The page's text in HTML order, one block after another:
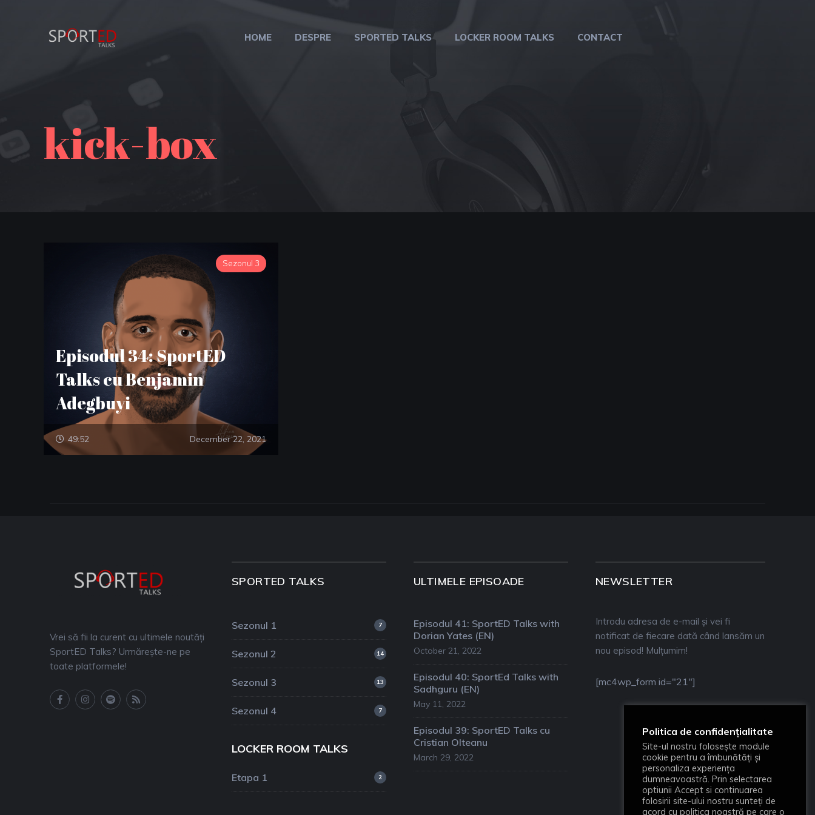
HOME DESPRE SPORTED TALKS LOCKER ROOM TALKS CONTACT
kick-box
Sezonul 3
Episodul 34: SportED
Talks cu Benjamin
Adegbuyi
49:52 December 22, 2021
Vrei să fii la curent cu ultimele noutăți
SportED Talks? Urmărește-ne pe
toate platformele!
SPORTED TALKS
Sezonul 1 7
Sezonul 2 14
Sezonul 3 13
Sezonul 4 7
LOCKER ROOM TALKS
Etapa 1 2
ULTIMELE EPISOADE
Episodul 41: SportED Talks with
Dorian Yates (EN)
October 21, 2022
Episodul 40: SportEd Talks with
Sadhguru (EN)
May 11, 2022
Episodul 39: SportED Talks cu
Cristian Olteanu
March 29, 2022
NEWSLETTER
Introdu adresa de e-mail și vei fi
notificat de fiecare dată când lansăm un
nou episod! Mulțumim!
[mc4wp_form id="21"]
Politica de confidențialitate
Site-ul nostru folosește module
cookie pentru a îmbunătăți și
personaliza experiența
dumneavoastră. Prin selectarea
optiunii Accept si continuarea
folosirii site-ului nostru sunteți de
acord cu politica noastră pe care o